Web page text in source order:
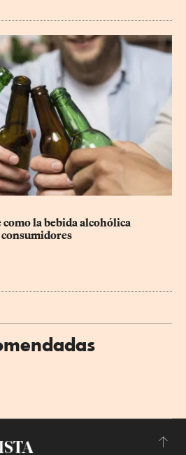
como la bebida alcohólica
consumidores